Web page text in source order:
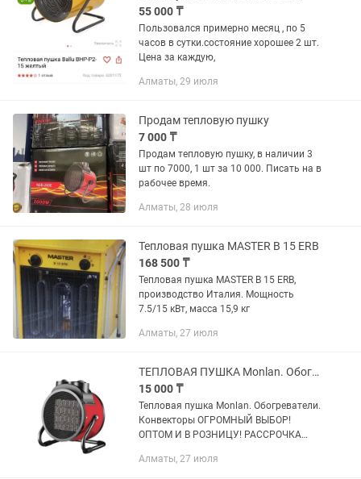
55 000 ₸
Пользовался примерно месяц , по 5
часов в сутки.состояние хорошее 2 шт.
Цена за каждую,
Алматы, 29 июля
Продам тепловую пушку
7 000 ₸
Продам тепловую пушку, в наличии 3
шт по 7000, 1 шт за 10 000. Писать на в
рабочее время.
Алматы, 28 июля
Тепловая пушка MASTER B 15 ERB
168 500 ₸
Тепловая пушка MASTER B 15 ERB,
производство Италия. Мощность
7.5/15 кВт, масса 15,9 кг
Алматы, 27 июля
ТЕПЛОВАЯ ПУШКА Monlan. Обогреватели. Конвекторы. Огромный выбор.
15 000 ₸
Тепловая пушка Monlan. Обогреватели.
Конвекторы ОГРОМНЫЙ ВЫБОР!
ОПТОМ И В РОЗНИЦУ! РАССРОЧКА
Мощность (Вт): 2000.0 Количество
Алматы, 27 июля